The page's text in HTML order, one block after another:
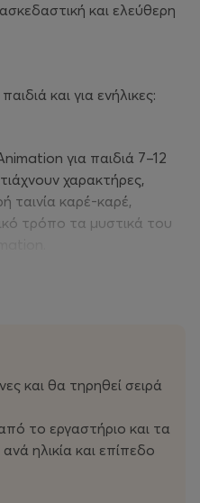
και ελεύθερη
και για ενήλικες:
για παιδιά 7–12
χαρακτήρες,
ταινία καρέ-καρέ,
τρόπο τα μυστικά του
: 12:15-13:15 |
χαρακτήρων, καρέ, σύνθεση
υλικά και στυλ. Στόχος
της φαντασίας, της
σκέψης μέσα σε
περιβάλλον. Μέσα
ασκήσεις, τα
και θα τηρηθεί σειρά
το εργαστήριο και τα
ηλικία και επίπεδο